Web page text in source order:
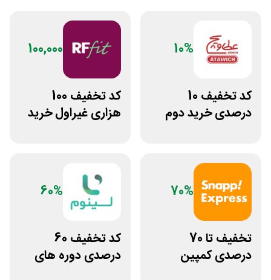
10%
کد تخفیف 10
درصدی خرید دوم
100,000
کد تخفیف 100
هزاری غیراول خرید
70%
تخفیف تا 70
درصدی کمپین
60%
کد تخفیف 60
درصدی دوره های